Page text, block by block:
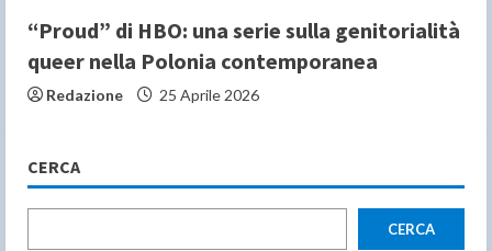
“Proud” di HBO: una serie sulla genitorialità
queer nella Polonia contemporanea
Redazione 25 Aprile 2026
CERCA
CERCA